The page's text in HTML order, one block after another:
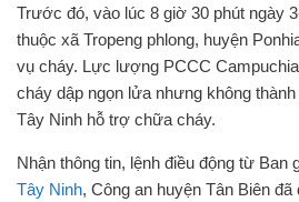
Trước đó, vào lúc 8 giờ 30 phút ngày
thuộc xã Tropeng phlong, huyện
vụ cháy. Lực lượng PCCC
cháy dập ngọn lửa nhưng không
Tây Ninh hỗ trợ chữa cháy.
Nhận thông tin, lệnh điều động từ Ban
Tây Ninh, Công an huyện Tân Biên